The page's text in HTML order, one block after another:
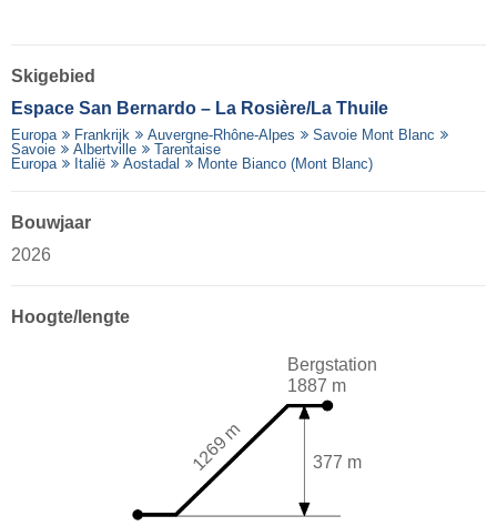
Skigebied
Espace San Bernardo – La Rosière/​La Thuile
Europa Frankrijk Auvergne-Rhône-Alpes
Savoie Mont Blanc
Savoie
Albertville
Tarentaise
Europa
Italië Aostadal Monte Bianco (Mont Blanc)
Bouwjaar
2026
Hoogte/lengte
Bergstation
1887 m
377 m
1269 m